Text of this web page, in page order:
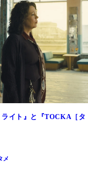
イト』と『TOCKA［タ
メ